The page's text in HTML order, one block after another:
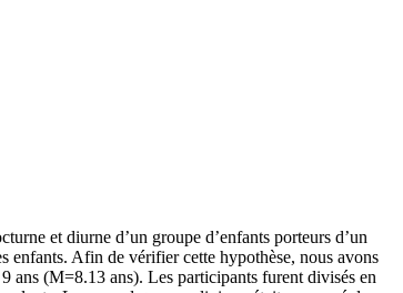
et diurne d’un groupe d’enfants porteurs d’un
enfants. Afin de vérifier cette hypothèse, nous avons
ans (M=8.13 ans). Les participants furent divisés en